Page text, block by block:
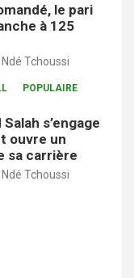
le pari
à 125
Tchoussi
POPULAIRE
s’engage
ouvre un
sa carrière
Tchoussi